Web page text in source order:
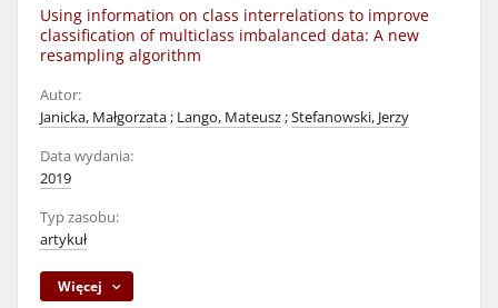
Using information on class interrelations to improve
classification of multiclass imbalanced data: A new
resampling algorithm
Autor:
Janicka, Małgorzata; Lango, Mateusz;Stefanowski, Jerzy
Data wydania:
2019
Typ zasobu:
artykuł
Więcej